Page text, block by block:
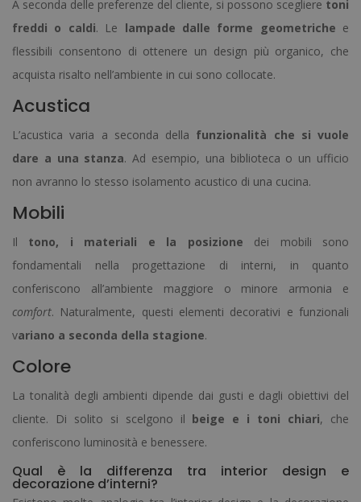
A seconda delle preferenze del cliente, si possono scegliere toni
freddi o caldi. Le lampade dalle forme geometriche e
flessibili consentono di ottenere un design più organico, che
acquista risalto nell’ambiente in cui sono collocate.
Acustica
L’acustica varia a seconda della funzionalità che si vuole
dare a una stanza. Ad esempio, una biblioteca o un ufficio
non avranno lo stesso isolamento acustico di una cucina.
Mobili
Il tono, i materiali e la posizione dei mobili sono
fondamentali nella progettazione di interni, in quanto
conferiscono all’ambiente maggiore o minore armonia e
comfort. Naturalmente, questi elementi decorativi e funzionali
variano a seconda della stagione.
Colore
La tonalità degli ambienti dipende dai gusti e dagli obiettivi del
cliente. Di solito si scelgono il beige e i toni chiari, che
conferiscono luminosità e benessere.
Qual è la differenza tra interior design e
decorazione d’interni?